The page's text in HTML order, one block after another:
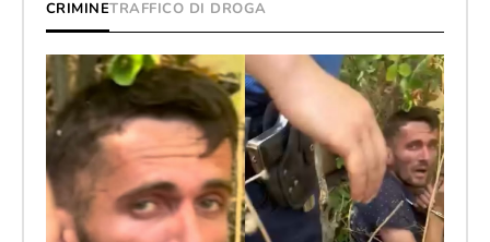
CRIMINETRAFFICO DI DROGA